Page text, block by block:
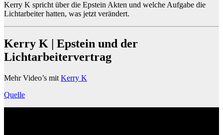
Kerry K spricht über die Epstein Akten und welche Aufgabe die
Lichtarbeiter hatten, was jetzt verändert.
Kerry K | Epstein und der
Lichtarbeitervertrag
Mehr Video’s mit Kerry K
Quelle